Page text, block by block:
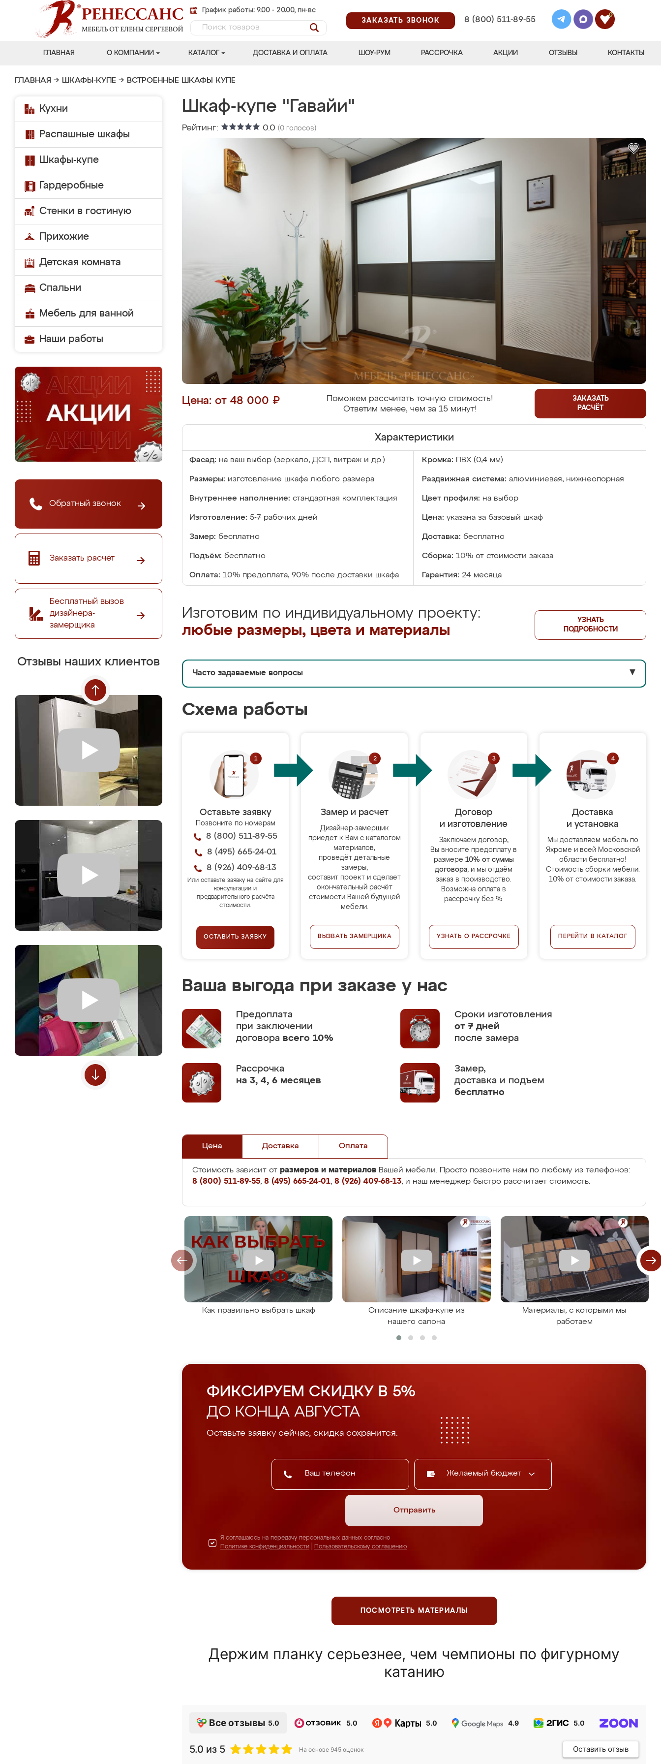
График работы: 9.00 - 20.00, пн-вс
ЗАКАЗАТЬ ЗВОНОК
8 (800) 511-89-55
0
ГЛАВНАЯ О КОМПАНИИ КАТАЛОГ ДОСТАВКА И ОПЛАТА ШОУ-РУМ РАССРОЧКА АКЦИИ ОТЗЫВЫ КОНТАКТЫ
ГЛАВНАЯ → ШКАФЫ-КУПЕ → ВСТРОЕННЫЕ ШКАФЫ КУПЕ
Кухни
Распашные шкафы
Шкафы-купе
Гардеробные
Стенки в гостиную
Прихожие
Детская комната
Спальни
Мебель для ванной
Наши работы
Обратный звонок
Заказать расчёт
Бесплатный вызов
дизайнера-
замерщика
Отзывы наших клиентов
Шкаф-купе "Гавайи"
Рейтинг: 0.0 (0 голосов)
Цена: от 48 000 ₽
Поможем рассчитать точную стоимость!
Ответим менее, чем за 15 минут!
ЗАКАЗАТЬ
РАСЧЁТ
Характеристики
Фасад: на ваш выбор (зеркало, ДСП, витраж и др.) Кромка: ПВХ (0,4 мм)
Размеры: изготовление шкафа любого размера Раздвижная система: алюминиевая, нижнеопорная
Внутреннее наполнение: стандартная комплектация Цвет профиля: на выбор
Изготовление: 5-7 рабочих дней Цена: указана за базовый шкаф
Замер: бесплатно Доставка: бесплатно
Подъём: бесплатно Сборка: 10% от стоимости заказа
Оплата: 10% предоплата, 90% после доставки шкафа Гарантия: 24 месяца
Изготовим по индивидуальному проекту:
любые размеры, цвета и материалы
УЗНАТЬ
ПОДРОБНОСТИ
Часто задаваемые вопросы ▼
Схема работы
Оставьте заявку
Позвоните по номерам
8 (800) 511-89-55
8 (495) 665-24-01
8 (926) 409-68-13
Или оставьте заявку на сайте для
консультации и
предварительного расчёта
стоимости.
ОСТАВИТЬ ЗАЯВКУ
Замер и расчет
Дизайнер-замерщик
приедет к Вам с каталогом
материалов,
проведёт детальные
замеры,
составит проект и сделает
окончательный расчёт
стоимости Вашей будущей
мебели.
ВЫЗВАТЬ ЗАМЕРЩИКА
Договор
и изготовление
Заключаем договор,
Вы вносите предоплату в
размере 10% от суммы
договора, и мы отдаём
заказ в производство.
Возможна оплата в
рассрочку без %.
УЗНАТЬ О РАССРОЧКЕ
Доставка
и установка
Мы доставляем мебель по
Яхроме и всей Московской
области бесплатно!
Стоимость сборки мебели:
10% от стоимости заказа.
ПЕРЕЙТИ В КАТАЛОГ
Ваша выгода при заказе у нас
Предоплата
при заключении
договора всего 10%
Сроки изготовления
от 7 дней
после замера
Рассрочка
на 3, 4, 6 месяцев
Замер,
доставка и подъем
бесплатно
Цена Доставка Оплата
Стоимость зависит от размеров и материалов Вашей мебели. Просто позвоните нам по любому из телефонов:
8 (800) 511-89-55, 8 (495) 665-24-01, 8 (926) 409-68-13, и наш менеджер быстро рассчитает стоимость.
Как правильно выбрать шкаф
Описание шкафа-купе из
нашего салона
Материалы, с которыми мы
работаем
ФИКСИРУЕМ СКИДКУ В 5%
ДО КОНЦА АВГУСТА
Оставьте заявку сейчас, скидка сохранится.
Желаемый бюджет
Отправить
Я соглашаюсь на передачу персональных данных согласно
Политике конфиденциальности
Пользовательскому соглашению
ПОСМОТРЕТЬ МАТЕРИАЛЫ
Держим планку серьезнее, чем чемпионы по фигурному
катанию
Все отзывы 5.0 5.0 5.0 4.9 5.0
5.0 из 5 На основе 945 оценок Оставить отзыв